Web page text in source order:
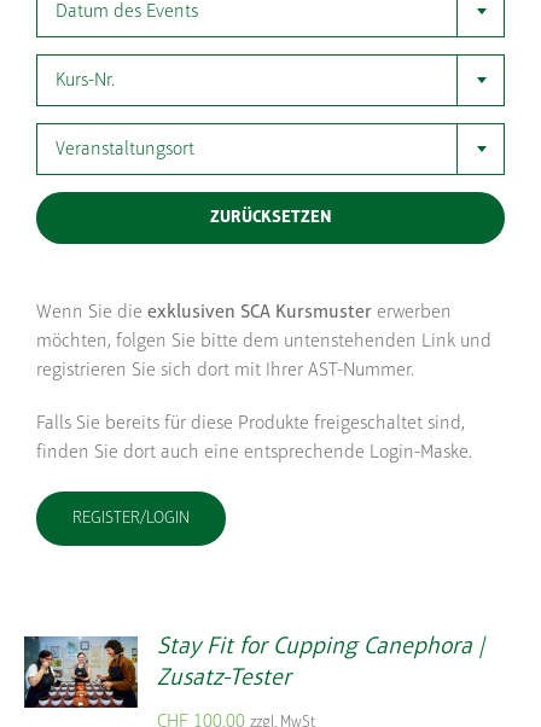
Datum des Events
Kurs-Nr.
Veranstaltungsort
ZURÜCKSETZEN
Wenn Sie die exklusiven SCA Kursmuster erwerben
möchten, folgen Sie bitte dem untenstehenden Link und
registrieren Sie sich dort mit Ihrer AST-Nummer.
Falls Sie bereits für diese Produkte freigeschaltet sind,
finden Sie dort auch eine entsprechende Login-Maske.
REGISTER/LOGIN
Stay Fit for Cupping Canephora |
Zusatz-Tester
CHF 100.00 zzgl. MwSt